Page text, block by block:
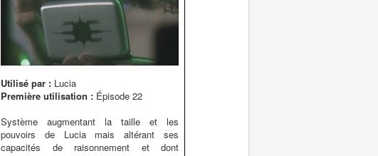
Utilisé par : Lucia
Première utilisation : Épisode 22
Système augmentant la taille et les
pouvoirs de Lucia mais altérant ses
capacités de raisonnement et dont